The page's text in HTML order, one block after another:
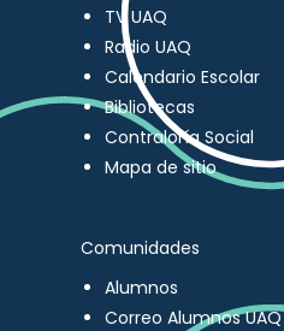
TV UAQ
Radio UAQ
Calendario Escolar
Bibliotecas
Contraloría Social
Mapa de sitio
Comunidades
Alumnos
Correo Alumnos UAQ